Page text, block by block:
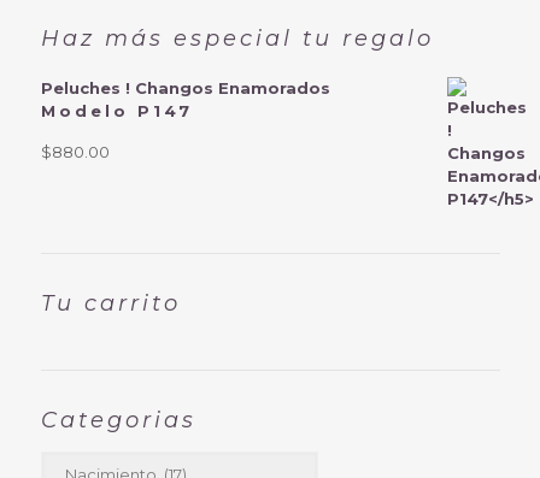
Haz más especial tu regalo
Peluches ! Changos Enamorados
Modelo P147
$880.00
Tu carrito
Categorias